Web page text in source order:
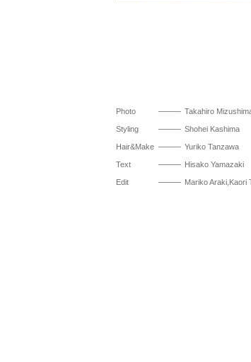
Photo Takahiro
Styling Shohei Kashima
Hair&Make Yuriko Tanzawa
Text Hisako Yamazaki
Edit Mariko Araki,Kaori